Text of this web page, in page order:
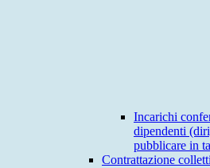
Incarichi
dipendenti
pubblicare in
Contrattazione